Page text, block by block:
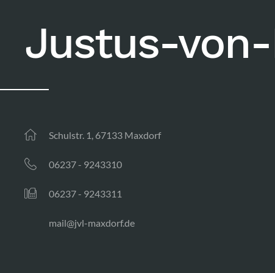
Justus-
Schulstr. 1, 67133 Maxdorf
06237 - 9243310
06237 - 9243311
mail@jvl-maxdorf.de